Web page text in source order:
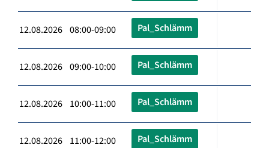
12.08.2026 08:00-09:00 Pal_Schlämm
12.08.2026 09:00-10:00 Pal_Schlämm
12.08.2026 10:00-11:00 Pal_Schlämm
12.08.2026 11:00-12:00 Pal_Schlämm